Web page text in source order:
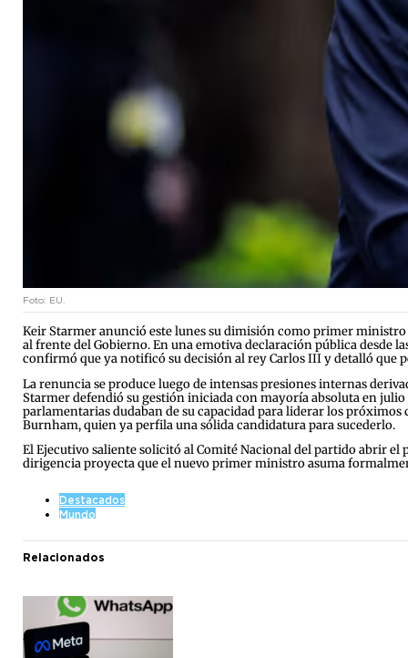
Foto: EU.
Keir Starmer anunció este lunes su dimisión como primer
al frente del Gobierno. En una emotiva declaración pública desde
confirmó que ya notificó su decisión al rey Carlos III y detalló que
La renuncia se produce luego de intensas presiones internas
Starmer defendió su gestión iniciada con mayoría absoluta en
parlamentarias dudaban de su capacidad para liderar los
Burnham, quien ya perfila una sólida candidatura para sucederlo.
El Ejecutivo saliente solicitó al Comité Nacional del partido abrir el
dirigencia proyecta que el nuevo primer ministro asuma
Destacados
Mundo
Relacionados